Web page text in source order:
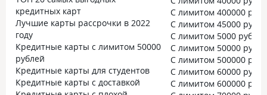
кредитных карт
Лучшие карты рассрочки в 2022
году
Кредитные карты с лимитом 50000
рублей
Кредитные карты для студентов
Кредитные карты с доставкой
С лимитом 400000
С лимитом 45000
С лимитом 5000 рублей
С лимитом 50000
С лимитом 500000
С лимитом 60000
С лимитом 600000